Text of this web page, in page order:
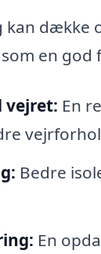
kan
en
vejret: En
Bedre
En